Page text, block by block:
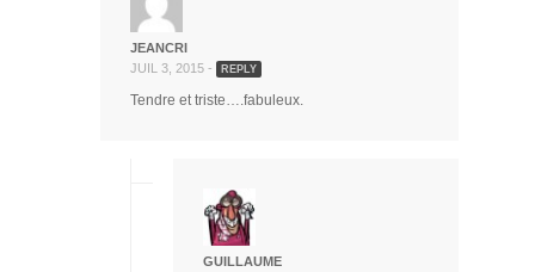
JEANCRI
JUIL 3, 2015 -
REPLY
Tendre et triste….fabuleux.
GUILLAUME